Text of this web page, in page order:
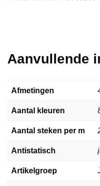
Aanvullende
Afmetingen
Aantal kleuren
Aantal steken per m
Antistatisch
Artikelgroep